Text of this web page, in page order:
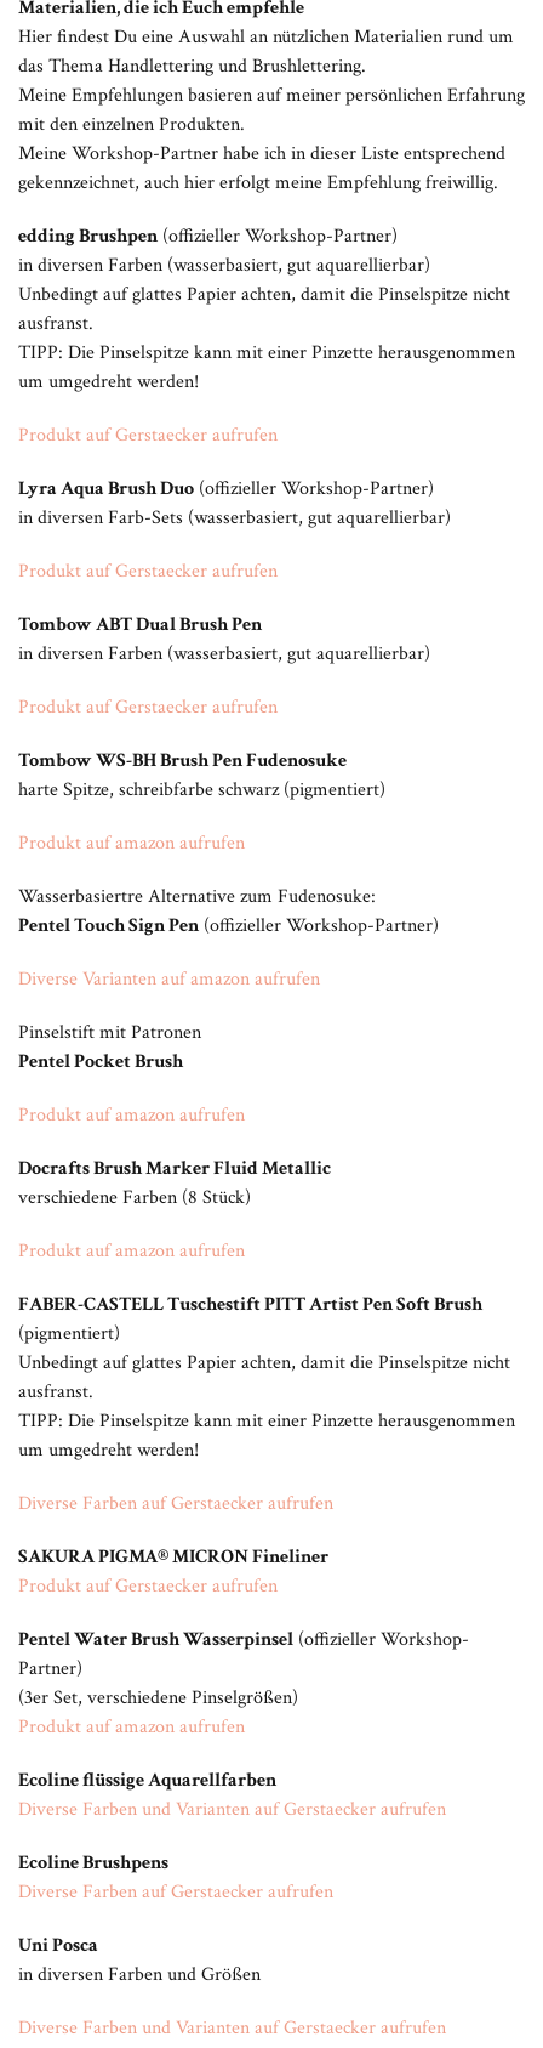
Materialien, die ich Euch empfehle
Hier findest Du eine Auswahl an nützlichen Materialien rund um
das Thema Handlettering und Brushlettering.
Meine Empfehlungen basieren auf meiner persönlichen Erfahrung
mit den einzelnen Produkten.
Meine Workshop-Partner habe ich in dieser Liste entsprechend
gekennzeichnet, auch hier erfolgt meine Empfehlung freiwillig.
edding Brushpen (offizieller Workshop-Partner)
in diversen Farben (wasserbasiert, gut aquarellierbar)
Unbedingt auf glattes Papier achten, damit die Pinselspitze nicht
ausfranst.
TIPP: Die Pinselspitze kann mit einer Pinzette herausgenommen
um umgedreht werden!
Produkt auf Gerstaecker aufrufen
Lyra Aqua Brush Duo (offizieller Workshop-Partner)
in diversen Farb-Sets (wasserbasiert, gut aquarellierbar)
Produkt auf Gerstaecker aufrufen
Tombow ABT Dual Brush Pen
in diversen Farben (wasserbasiert, gut aquarellierbar)
Produkt auf Gerstaecker aufrufen
Tombow WS-BH Brush Pen Fudenosuke
harte Spitze, schreibfarbe schwarz (pigmentiert)
Produkt auf amazon aufrufen
Wasserbasiertre Alternative zum Fudenosuke:
Pentel Touch Sign Pen (offizieller Workshop-Partner)
Diverse Varianten auf amazon aufrufen
Pinselstift mit Patronen
Pentel Pocket Brush
Produkt auf amazon aufrufen
Docrafts Brush Marker Fluid Metallic
verschiedene Farben (8 Stück)
Produkt auf amazon aufrufen
FABER-CASTELL Tuschestift PITT Artist Pen Soft Brush
(pigmentiert)
Unbedingt auf glattes Papier achten, damit die Pinselspitze nicht
ausfranst.
TIPP: Die Pinselspitze kann mit einer Pinzette herausgenommen
um umgedreht werden!
Diverse Farben auf Gerstaecker aufrufen
SAKURA PIGMA® MICRON Fineliner
Produkt auf Gerstaecker aufrufen
Pentel Water Brush Wasserpinsel (offizieller Workshop-
Partner)
(3er Set, verschiedene Pinselgrößen)
Produkt auf amazon aufrufen
Ecoline flüssige Aquarellfarben
Diverse Farben und Varianten auf Gerstaecker aufrufen
Ecoline Brushpens
Diverse Farben auf Gerstaecker aufrufen
Uni Posca
in diversen Farben und Größen
Diverse Farben und Varianten auf Gerstaecker aufrufen